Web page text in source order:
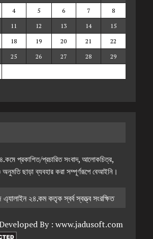
4 5 6 7
8
11 12 13 14
15
18 19 20 21
22
25 26 27 28
29
প্রকাশিত/প্রচারিত সংবাদ, আলোকচিত্র,
ছাড়া ব্যবহার করা সম্পূর্ণরূপে বেআইনি।
২৪.কম কতৃক স্বর্ব স্বত্ত্ব সংরক্ষিত
By :www.jadusoft.com